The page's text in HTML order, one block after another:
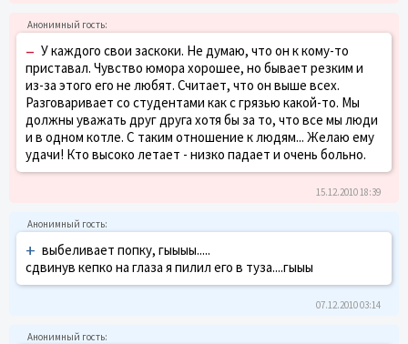
– У каждого свои заскоки. Не думаю, что он к кому-то
приставал. Чувство юмора хорошее, но бывает резким и
из-за этого его не любят. Считает, что он выше всех.
Разговаривает со студентами как с грязью какой-то. Мы
должны уважать друг друга хотя бы за то, что все мы люди
и в одном котле. С таким отношение к людям... Желаю ему
удачи! Кто высоко летает - низко падает и очень больно.
15.12.2010 18:39
+ выбеливает попку, гыыыы.....
сдвинув кепко на глаза я пилил его в туза....гыыы
07.12.2010 03:14